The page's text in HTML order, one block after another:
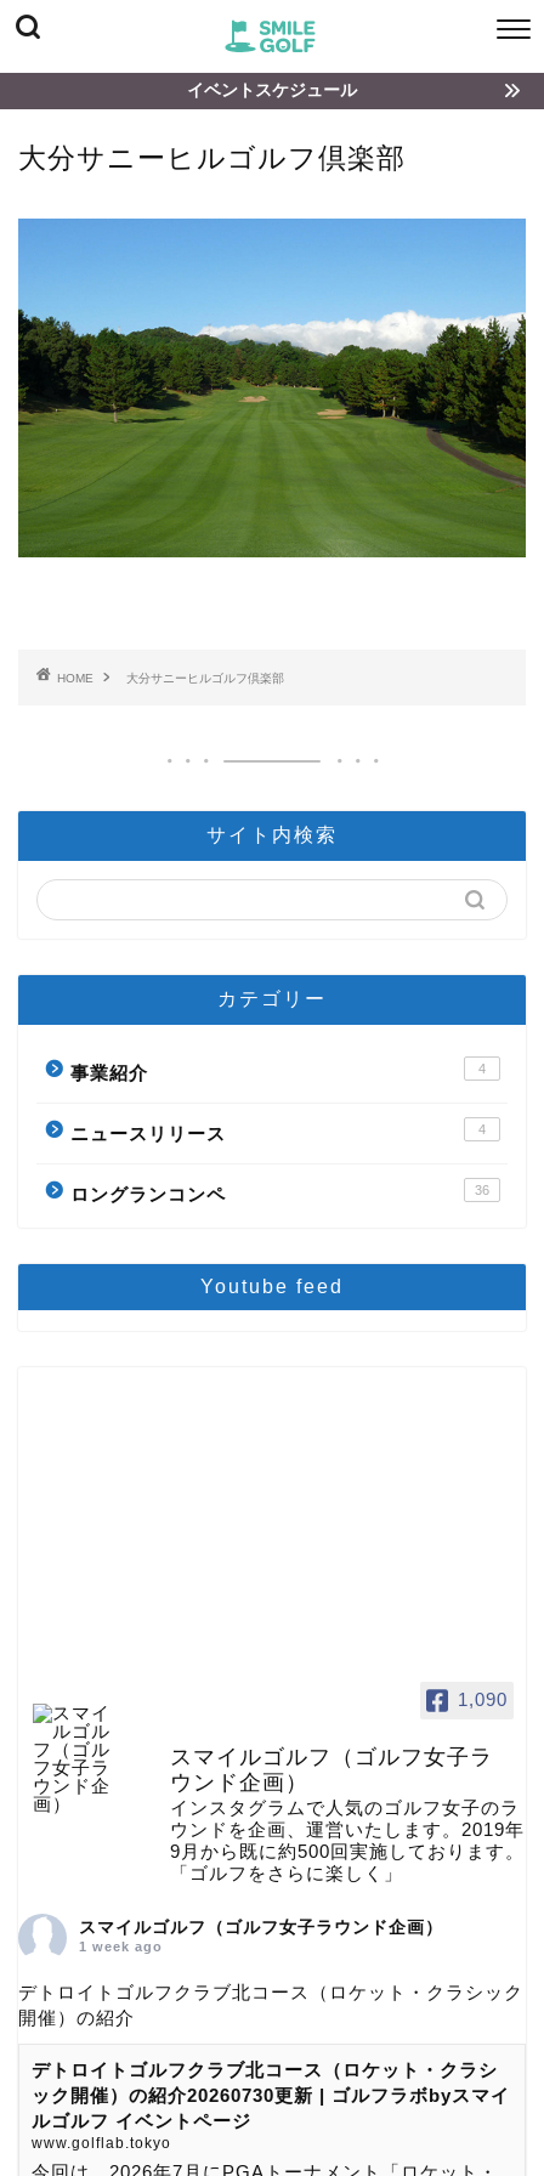
イベントスケジュール
大分サニーヒルゴルフ倶楽部
HOME 大分サニーヒルゴルフ倶楽部
サイト内検索
カテゴリー
事業紹介 4
ニュースリリース 4
ロングランコンペ 36
Youtube feed
1,090
スマイルゴルフ（ゴルフ女子ラ
ウンド企画）
インスタグラムで人気のゴルフ女子のラ
ウンドを企画、運営いたします。2019年
9月から既に約500回実施しております。
「ゴルフをさらに楽しく」
スマイルゴルフ（ゴルフ女子ラウンド企画）
1 week ago
デトロイトゴルフクラブ北コース（ロケット・クラシック
開催）の紹介
デトロイトゴルフクラブ北コース（ロケット・クラシ
ック開催）の紹介20260730更新 | ゴルフラボbyスマイ
ルゴルフ イベントページ
www.golflab.tokyo
今回は、2026年7月にPGAトーナメント「ロケット・